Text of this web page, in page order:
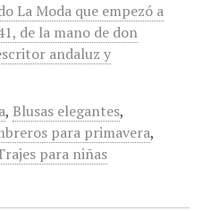
La Moda que empezó a
de la mano de don
andaluz y
, Blusas elegantes,
para primavera,
para niñas